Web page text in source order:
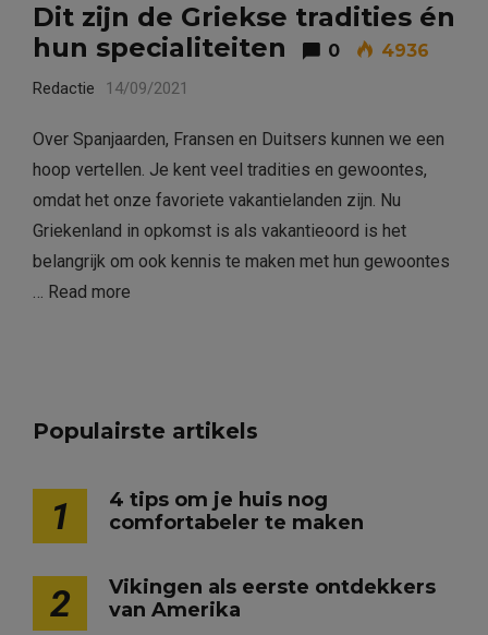
Dit zijn de Griekse tradities én
hun specialiteiten
0 4936
Redactie 14/09/2021
Over Spanjaarden, Fransen en Duitsers kunnen we een
hoop vertellen. Je kent veel tradities en gewoontes,
omdat het onze favoriete vakantielanden zijn. Nu
Griekenland in opkomst is als vakantieoord is het
belangrijk om ook kennis te maken met hun gewoontes
… Read more
Populairste artikels
1
4 tips om je huis nog
comfortabeler te maken
2
Vikingen als eerste ontdekkers
van Amerika